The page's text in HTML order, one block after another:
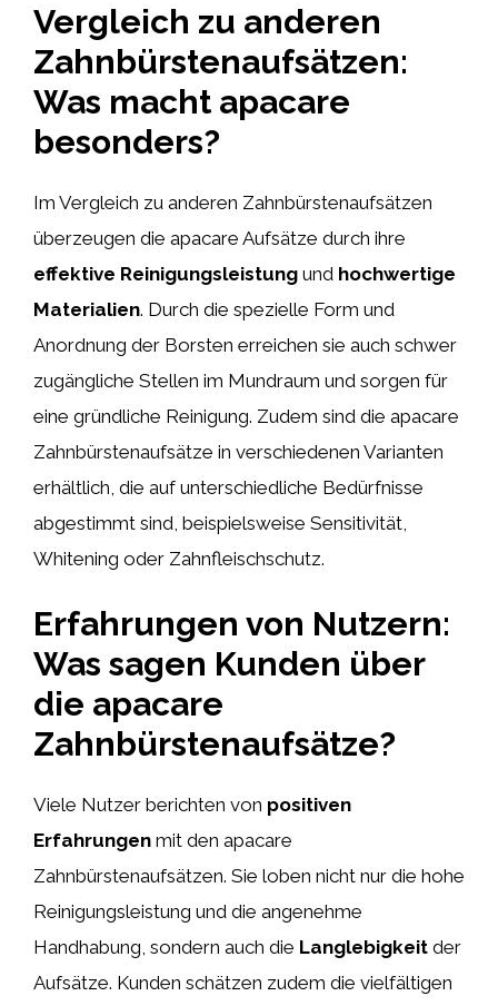
Vergleich zu anderen
Zahnbürstenaufsätzen:
Was macht apacare
besonders?
Im Vergleich zu anderen Zahnbürstenaufsätzen
überzeugen die apacare Aufsätze durch ihre
effektive Reinigungsleistung und hochwertige
Materialien. Durch die spezielle Form und
Anordnung der Borsten erreichen sie auch schwer
zugängliche Stellen im Mundraum und sorgen für
eine gründliche Reinigung. Zudem sind die apacare
Zahnbürstenaufsätze in verschiedenen Varianten
erhältlich, die auf unterschiedliche Bedürfnisse
abgestimmt sind, beispielsweise Sensitivität,
Whitening oder Zahnfleischschutz.
Erfahrungen von Nutzern:
Was sagen Kunden über
die apacare
Zahnbürstenaufsätze?
Viele Nutzer berichten von positiven
Erfahrungen mit den apacare
Zahnbürstenaufsätzen. Sie loben nicht nur die hohe
Reinigungsleistung und die angenehme
Handhabung, sondern auch die Langlebigkeit der
Aufsätze. Kunden schätzen zudem die vielfältigen